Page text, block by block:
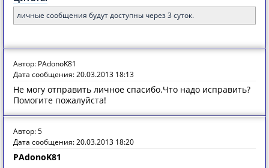
личные сообщения будут доступны через 3 суток.
Автор: PAdonoK81
Дата сообщения: 20.03.2013 18:13
Не могу отправить личное спасибо.Что надо исправить?
Помогите пожалуйста!
Автор: 5
Дата сообщения: 20.03.2013 18:20
PAdonoK81